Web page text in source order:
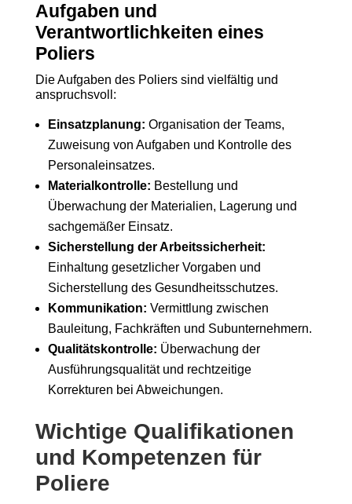
Aufgaben und
Verantwortlichkeiten eines
Poliers
Die Aufgaben des Poliers sind vielfältig und
anspruchsvoll:
Einsatzplanung: Organisation der Teams,
Zuweisung von Aufgaben und Kontrolle des
Personaleinsatzes.
Materialkontrolle: Bestellung und
Überwachung der Materialien, Lagerung und
sachgemäßer Einsatz.
Sicherstellung der Arbeitssicherheit:
Einhaltung gesetzlicher Vorgaben und
Sicherstellung des Gesundheitsschutzes.
Kommunikation: Vermittlung zwischen
Bauleitung, Fachkräften und Subunternehmern.
Qualitätskontrolle: Überwachung der
Ausführungsqualität und rechtzeitige
Korrekturen bei Abweichungen.
Wichtige Qualifikationen
und Kompetenzen für
Poliere